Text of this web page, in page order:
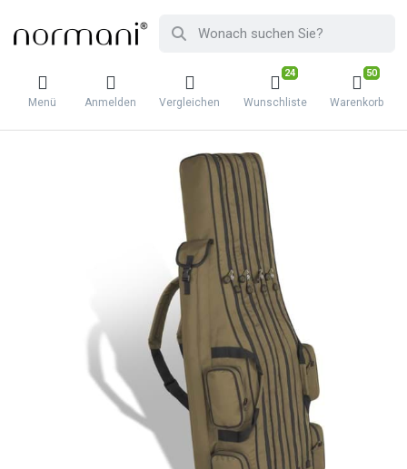
Menü Anmelden Vergleichen
24
Wunschliste
50
Warenkorb